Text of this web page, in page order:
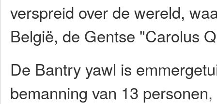
verspreid over de wereld,
België, de Gentse "Carolus
De Bantry yawl is
bemanning van 13